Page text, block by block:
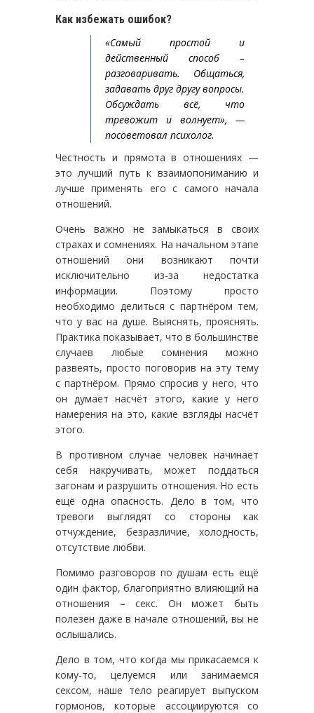
Как избежать ошибок?
«Самый простой и
действенный способ –
разговаривать. Общаться,
задавать друг другу вопросы.
Обсуждать всё, что
тревожит и волнует», —
посоветовал психолог.
Честность и прямота в отношениях —
это лучший путь к взаимопониманию и
лучше применять его с самого начала
отношений.
Очень важно не замыкаться в своих
страхах и сомнениях. На начальном этапе
отношений они возникают почти
исключительно из-за недостатка
информации. Поэтому просто
необходимо делиться с партнёром тем,
что у вас на душе. Выяснять, прояснять.
Практика показывает, что в большинстве
случаев любые сомнения можно
развеять, просто поговорив на эту тему
с партнёром. Прямо спросив у него, что
он думает насчёт этого, какие у него
намерения на это, какие взгляды насчёт
этого.
В противном случае человек начинает
себя накручивать, может поддаться
загонам и разрушить отношения. Но есть
ещё одна опасность. Дело в том, что
тревоги выглядят со стороны как
отчуждение, безразличие, холодность,
отсутствие любви.
Помимо разговоров по душам есть ещё
один фактор, благоприятно влияющий на
отношения – секс. Он может быть
полезен даже в начале отношений, вы не
ослышались.
Дело в том, что когда мы прикасаемся к
кому-то, целуемся или занимаемся
сексом, наше тело реагирует выпуском
гормонов, которые ассоциируются со